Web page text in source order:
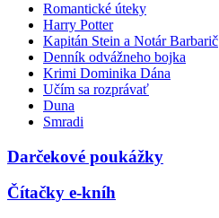
Romantické úteky
Harry Potter
Kapitán Stein a Notár Barbarič
Denník odvážneho bojka
Krimi Dominika Dána
Učím sa rozprávať
Duna
Smradi
Darčekové poukážky
Čítačky e-kníh